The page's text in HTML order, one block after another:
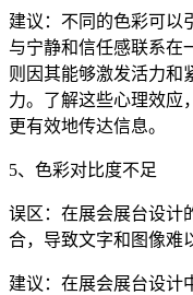
建议：不同的色彩可以
与宁静和信任感联系在
则因其能够激发活力和
力。了解这些心理效应
更有效地传达信息。
5、色彩对比度不足
误区：在展会展台设计
合，导致文字和图像难
建议：在展会展台设计